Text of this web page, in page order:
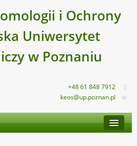
i Ochrony
Uniwersytet
w Poznaniu
+48 61 848 7912
keos@up.poznan.pl